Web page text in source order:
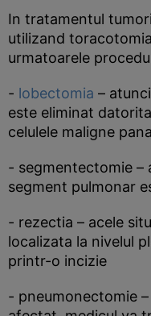
In tratamentul
utilizand
urmatoarele
- lobectomia –
este eliminat
celulele maligne
- segmentectomie –
segment pulmonar
- rezectia – acele
localizata la nivelul
printr-o incizie
- pneumonectomie